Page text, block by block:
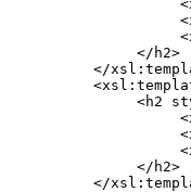
     </h2>
</
<h2
     </h2>
</